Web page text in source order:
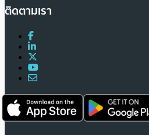
ติดตามเรา